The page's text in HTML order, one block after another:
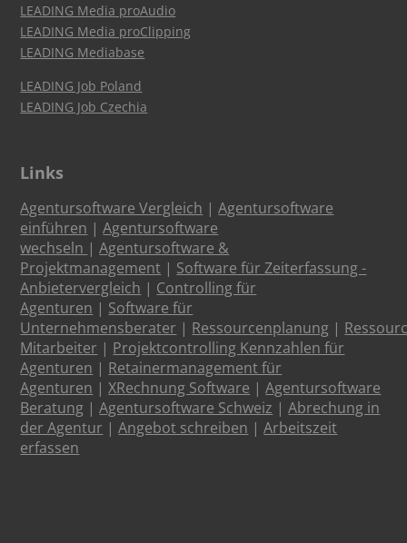
LEADING Media proAudio
LEADING Media proClipping
LEADING Mediabase
LEADING Job Poland
LEADING Job Czechia
Links
Agentursoftware Vergleich |Agentursoftware
einführen |Agentursoftware
wechseln |Agentursoftware &
Projektmanagement | Software für Zeiterfassung -
Anbietervergleich | Controlling für
Agenturen | Software für
Unternehmensberater | Ressourcenplanung |
Mitarbeiter | Projektcontrolling Kennzahlen für
Agenturen | Retainermanagement für
Agenturen |XRechnung Software |Agentursoftware
Beratung |Agentursoftware Schweiz |Abrechung in
der Agentur |Angebot schreiben |Arbeitszeit
erfassen